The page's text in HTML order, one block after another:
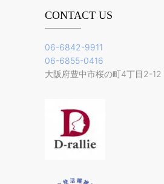
CONTACT US
06-6842-9911
06-6855-0416
大阪府豊中市桜の町4丁目2-12